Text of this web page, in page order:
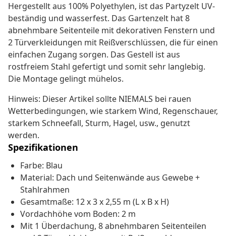
Hergestellt aus 100% Polyethylen, ist das Partyzelt UV-
beständig und wasserfest. Das Gartenzelt hat 8
abnehmbare Seitenteile mit dekorativen Fenstern und
2 Türverkleidungen mit Reißverschlüssen, die für einen
einfachen Zugang sorgen. Das Gestell ist aus
rostfreiem Stahl gefertigt und somit sehr langlebig.
Die Montage gelingt mühelos.
Hinweis: Dieser Artikel sollte NIEMALS bei rauen
Wetterbedingungen, wie starkem Wind, Regenschauer,
starkem Schneefall, Sturm, Hagel, usw., genutzt
werden.
Spezifikationen
Farbe: Blau
Material: Dach und Seitenwände aus Gewebe +
Stahlrahmen
Gesamtmaße: 12 x 3 x 2,55 m (L x B x H)
Vordachhöhe vom Boden: 2 m
Mit 1 Überdachung, 8 abnehmbaren Seitenteilen